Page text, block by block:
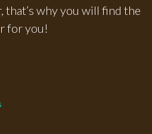
that’s why you will find the
for you!